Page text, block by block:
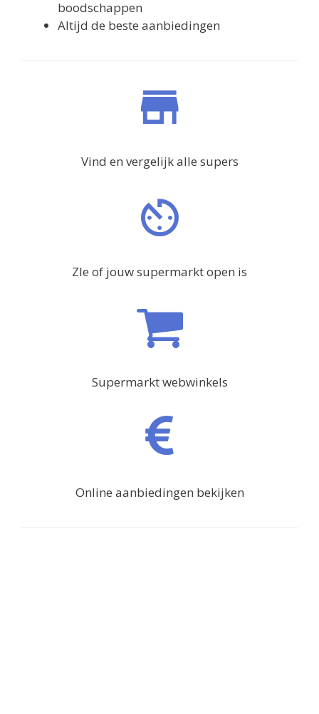
boodschappen
Altijd de beste aanbiedingen
Vind en vergelijk alle supers
ZIe of jouw supermarkt open is
Supermarkt webwinkels
Online aanbiedingen bekijken